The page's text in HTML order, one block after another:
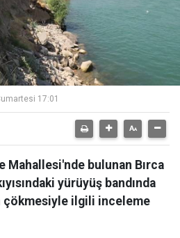
17:01
Mahallesi'nde bulunan Bırca
yürüyüş bandında
çökmesiyle ilgili inceleme